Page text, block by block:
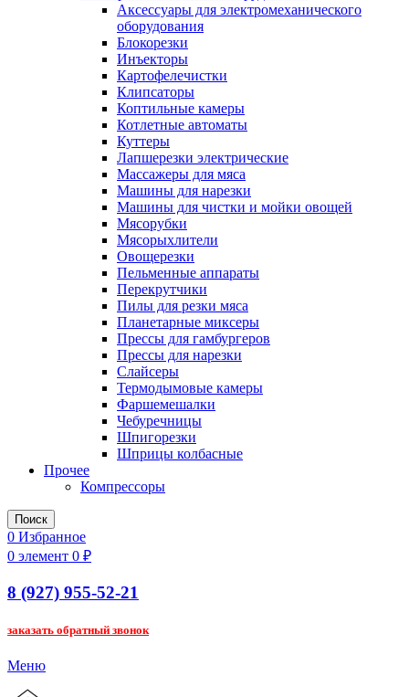
Аксессуары для электромеханического
оборудования
Блокорезки
Инъекторы
Картофелечистки
Клипсаторы
Коптильные камеры
Котлетные автоматы
Куттеры
Лапшерезки электрические
Массажеры для мяса
Машины для нарезки
Машины для чистки и мойки овощей
Мясорубки
Мясорыхлители
Овощерезки
Пельменные аппараты
Перекрутчики
Пилы для резки мяса
Планетарные миксеры
Прессы для гамбургеров
Прессы для нарезки
Слайсеры
Термодымовые камеры
Фаршемешалки
Чебуречницы
Шпигорезки
Шприцы колбасные
Прочее
Компрессоры
Поиск
0 Избранное
0 элемент 0 ₽
8 (927) 955-52-21
заказать обратный звонок
Меню